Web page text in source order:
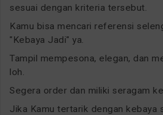
sesuai dengan kriteria tersebut.
Kamu bisa mencari referensi
"Kebaya Jadi" ya.
Tampil mempesona, elegan, dan
loh.
Segera order dan miliki seragam
Jika Kamu tertarik dengan kebaya